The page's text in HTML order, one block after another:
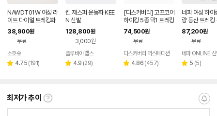
NAWDT01W 여성 라
이트 다이얼 트레킹화
등산화 운동화
38,900원
무료
소호슈
별 4.75 리
(191)
킨 재스퍼 운동화 KEE
N 신발
128,800원
3,000원
플루비아 랩스
별 4.9 리
(29)
[디스커버리] 고프코어
하이킹 5종 택1 트레킹
화/운동화 DXSH481
4N
74,500원
무료
디스커버리 익스페디션
별 4.86 리
(457)
네파 여성 하이
량 등산 트레킹
87,200원
무료
네파 ONLINE 신
별 5 리
(5)
최저가 추이
최
알